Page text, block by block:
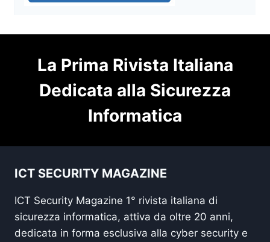
La Prima Rivista Italiana
Dedicata alla Sicurezza
Informatica
ICT SECURITY MAGAZINE
ICT Security Magazine 1° rivista italiana di
sicurezza informatica, attiva da oltre 20 anni,
dedicata in forma esclusiva alla cyber security e